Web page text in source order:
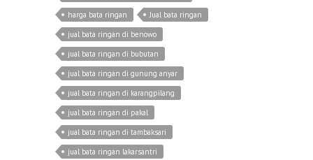
harga bata ringan
Jual bata ringan
jual bata ringan di benowo
jual bata ringan di bubutan
jual bata ringan di gunung anyar
jual bata ringan di karangpilang
jual bata ringan di pakal
jual bata ringan di tambaksari
jual bata ringan lakarsantri